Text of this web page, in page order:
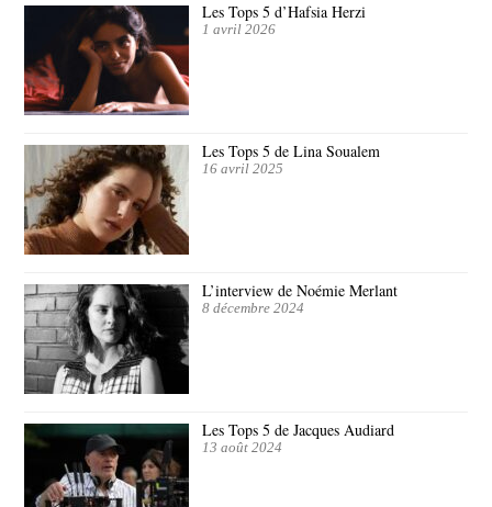
Les Tops 5 d’Hafsia Herzi
1 avril 2026
Les Tops 5 de Lina Soualem
16 avril 2025
L’interview de Noémie Merlant
8 décembre 2024
Les Tops 5 de Jacques Audiard
13 août 2024